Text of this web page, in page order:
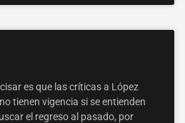
es que las críticas a López
tienen vigencia si se entienden
el regreso al pasado, por